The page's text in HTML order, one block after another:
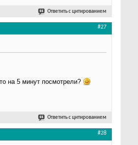
Ответить с цитированием
#27
на 5 минут посмотрели?
Ответить с цитированием
#28